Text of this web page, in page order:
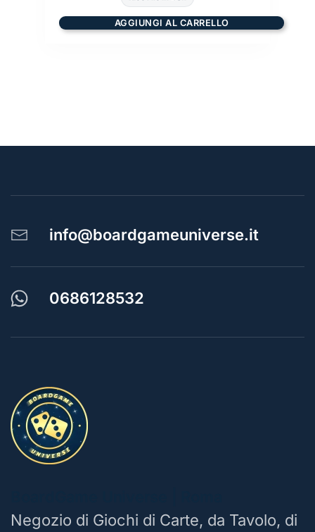
AGGIUNGI AL CARRELLO
info@boardgameuniverse.it
0686128532
Negozio di Giochi di Carte, da Tavolo, di